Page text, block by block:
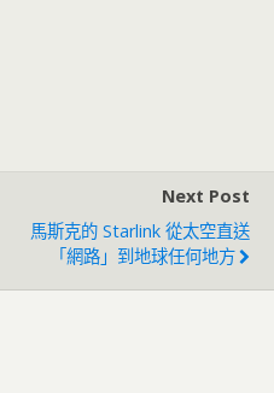
Next Post
馬斯克的 Starlink 從太空直送
「網路」到地球任何地方